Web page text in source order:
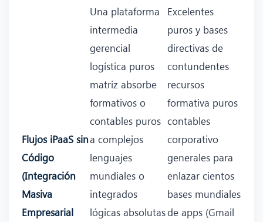
Flujos iPaaS sin
Código
(Integración
Masiva
Empresarial
Una plataforma
intermedia
gerencial
logística puros
matriz absorbe
formativos o
contables puros
a complejos
lenguajes
mundiales o
integrados
lógicas absolutas
Excelentes
puros y bases
directivas de
contundentes
recursos
formativa puros
contables
corporativo
generales para
enlazar cientos
bases mundiales
de apps (Gmail